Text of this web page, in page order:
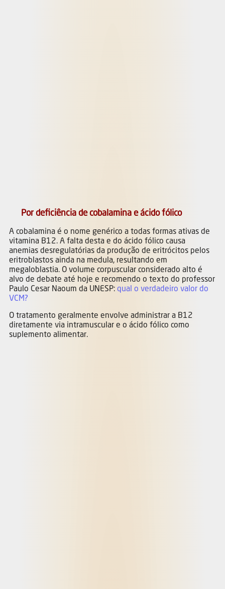
Por deficiência de cobalamina e ácido fólico
A cobalamina é o nome genérico a todas formas ativas de
vitamina B12. A falta desta e do ácido fólico causa
anemias desregulatórias da produção de eritrócitos pelos
eritroblastos ainda na medula, resultando em
megaloblastia. O volume corpuscular considerado alto é
alvo de debate até hoje e recomendo o texto do professor
Paulo Cesar Naoum da UNESP: qual o verdadeiro valor do
VCM?
O tratamento geralmente envolve administrar a B12
diretamente via intramuscular e o ácido fólico como
suplemento alimentar.